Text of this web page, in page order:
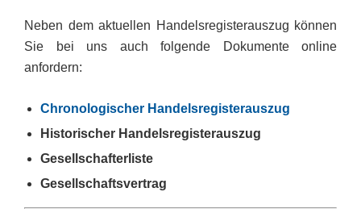
Neben dem aktuellen Handelsregisterauszug können
Sie bei uns auch folgende Dokumente online
anfordern:
Chronologischer Handelsregisterauszug
Historischer Handelsregisterauszug
Gesellschafterliste
Gesellschaftsvertrag